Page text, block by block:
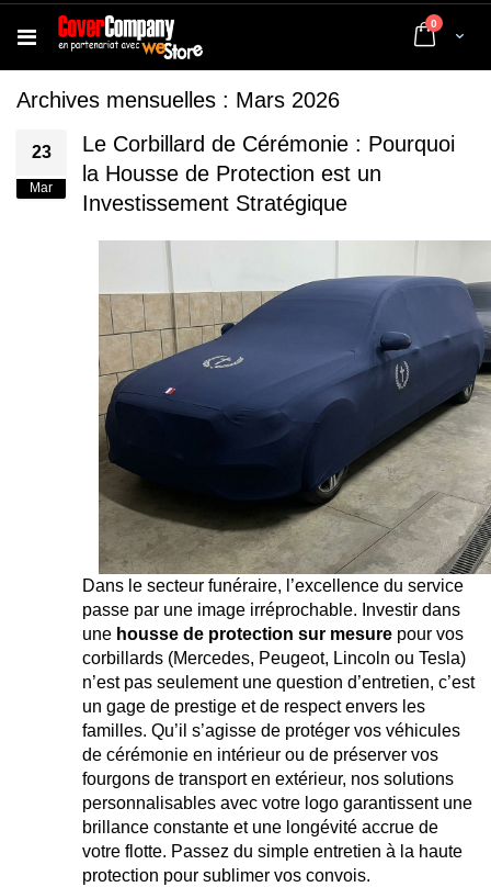
Cart
0 articles
Archives mensuelles : Mars 2026
23
Mar
Le Corbillard de Cérémonie : Pourquoi
la Housse de Protection est un
Investissement Stratégique
Dans le secteur funéraire, l’excellence du service
passe par une image irréprochable. Investir dans
une housse de protection sur mesure pour vos
corbillards (Mercedes, Peugeot, Lincoln ou Tesla)
n’est pas seulement une question d’entretien, c’est
un gage de prestige et de respect envers les
familles. Qu’il s’agisse de protéger vos véhicules
de cérémonie en intérieur ou de préserver vos
fourgons de transport en extérieur, nos solutions
personnalisables avec votre logo garantissent une
brillance constante et une longévité accrue de
votre flotte. Passez du simple entretien à la haute
protection pour sublimer vos convois.